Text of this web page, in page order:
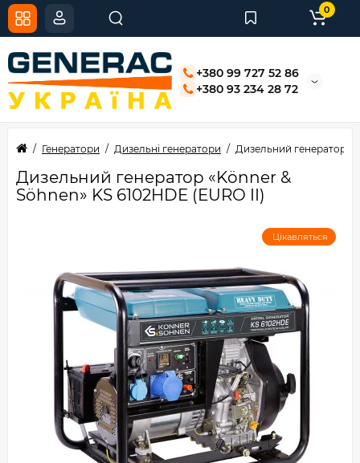
+380 99 727 52 86
+380 93 234 28 72
0
Генератори Дизельні генератори Дизельний генератор
Дизельний генератор «Könner &
Söhnen» KS 6102HDE (EURO II)
Цікавляться